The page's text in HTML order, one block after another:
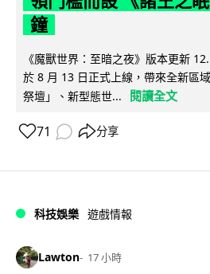
鐘
《魔獸世界：至暗之夜》版本更新
於 8 月 13 日正式上線，帶來全新區
祭壇」、新型態世...
閱讀全文
71 分享
科技娛樂 遊戲情報
Lawton 17 小時